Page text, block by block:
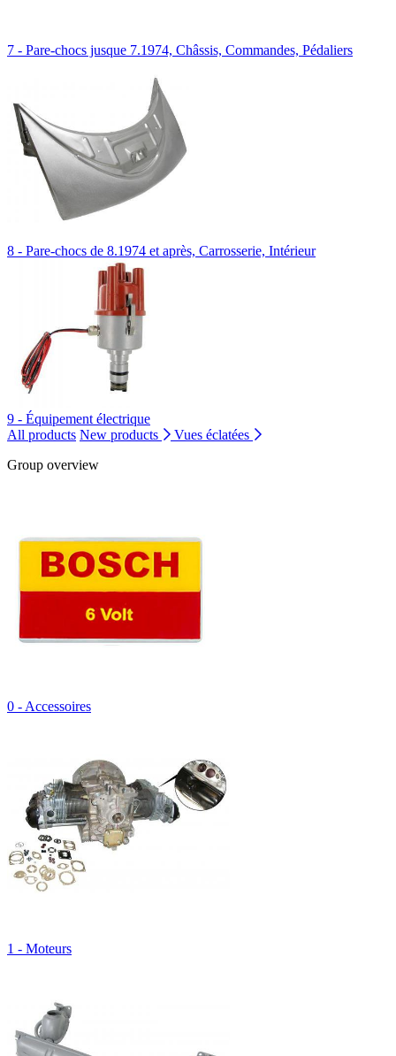
7 - Pare-chocs jusque 7.1974, Châssis, Commandes, Pédaliers
8 - Pare-chocs de 8.1974 et après, Carrosserie, Intérieur
9 - Équipement électrique
All products New products
Vues éclatées
Group overview
0 - Accessoires
1 - Moteurs